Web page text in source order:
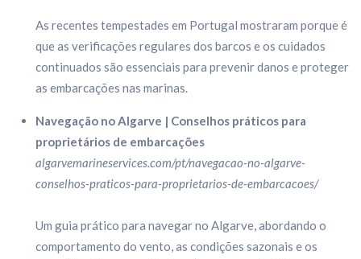
As recentes tempestades em Portugal mostraram porque é
que as verificações regulares dos barcos e os cuidados
continuados são essenciais para prevenir danos e proteger
as embarcações nas marinas.
Navegação no Algarve | Conselhos práticos para
proprietários de embarcações
algarvemarineservices.com/pt/navegacao-no-algarve-
conselhos-praticos-para-proprietarios-de-embarcacoes/
Um guia prático para navegar no Algarve, abordando o
comportamento do vento, as condições sazonais e os